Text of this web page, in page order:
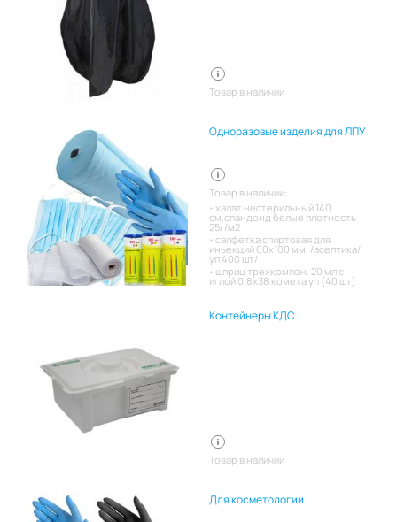
Товар в наличии
Одноразовые изделия для ЛПУ
Товар в наличии:
халат нестерильный 140
см,спандонд белые плотность
25г/м2
салфетка спиртовая для
инъекций 60х100 мм. /асептика/
уп 400 шт/
шприц трехкомпон. 20 мл с
иглой 0,8х38 комета уп (40 шт)
Контейнеры КДС
Товар в наличии
Для косметологии